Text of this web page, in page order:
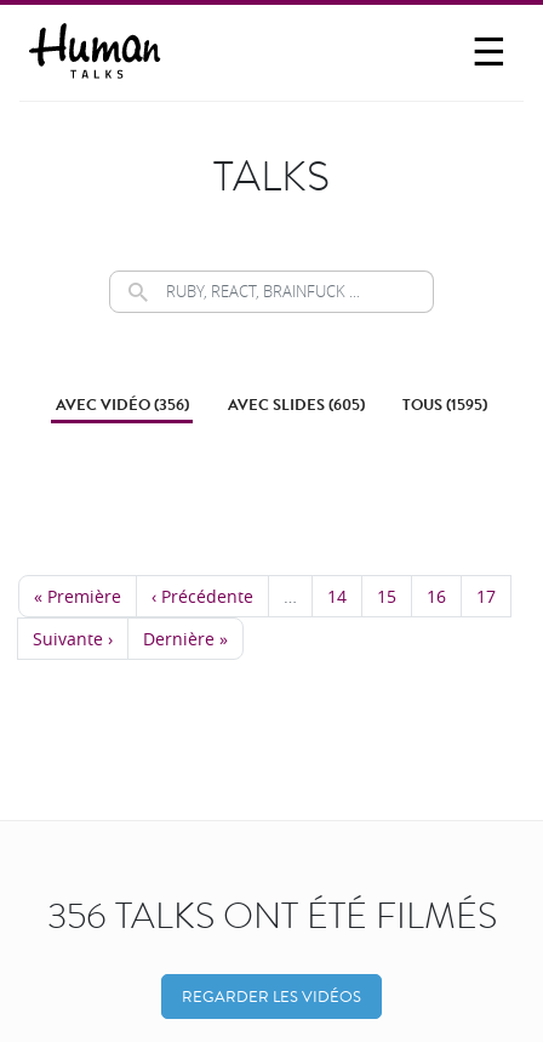
☰
PARTICIPER
TALKS
AVEC VIDÉO (356) AVEC SLIDES (605) TOUS (1595)
« Première ‹ Précédente 14 15 16
17
Suivante ›
Dernière »
356 TALKS ONT ÉTÉ FILMÉS
REGARDER LES VIDÉOS